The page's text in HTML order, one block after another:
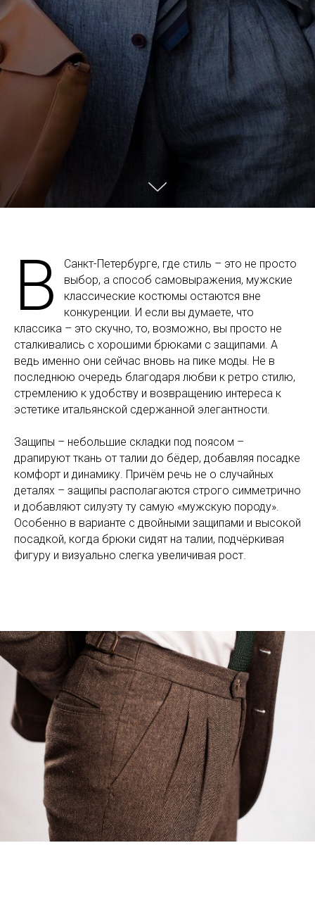
В
Санкт-Петербурге, где стиль – это не просто
выбор, а способ самовыражения, мужские
классические костюмы остаются вне
конкуренции. И если вы думаете, что
классика – это скучно, то, возможно, вы просто не
сталкивались с хорошими брюками с защипами. А
ведь именно они сейчас вновь на пике моды. Не в
последнюю очередь благодаря любви к ретро стилю,
стремлению к удобству и возвращению интереса к
эстетике итальянской сдержанной элегантности.
Защипы – небольшие складки под поясом –
драпируют ткань от талии до бёдер, добавляя посадке
комфорт и динамику. Причём речь не о случайных
деталях – защипы располагаются строго симметрично
и добавляют силуэту ту самую «мужскую породу».
Особенно в варианте с двойными защипами и высокой
посадкой, когда брюки сидят на талии, подчёркивая
фигуру и визуально слегка увеличивая рост.